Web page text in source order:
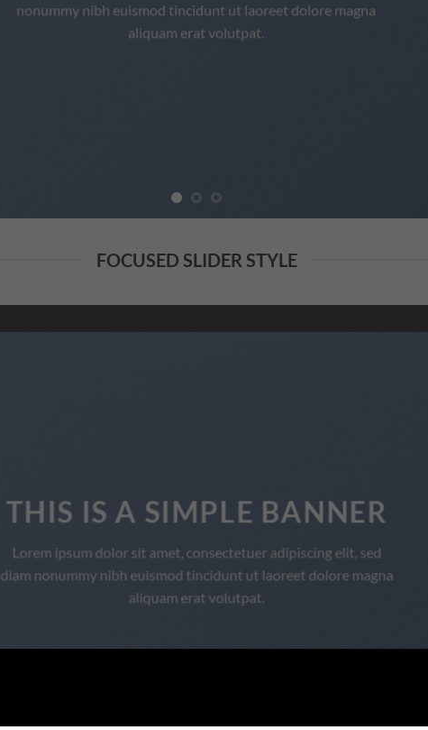
nonummy nibh euismod tincidunt ut laoreet dolore magna
aliquam erat volutpat.
FOCUSED SLIDER STYLE
THIS IS A SIMPLE BANNER
Lorem ipsum dolor sit amet, consectetuer adipiscing elit, sed
diam nonummy nibh euismod tincidunt ut laoreet dolore magna
aliquam erat volutpat.